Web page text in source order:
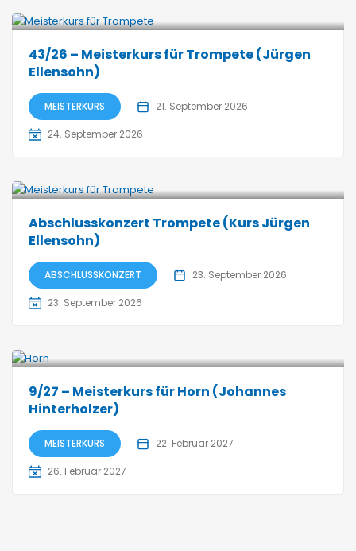
43/26 – Meisterkurs für Trompete (Jürgen
Ellensohn)
MEISTERKURS 21. September 2026
24. September 2026
Abschlusskonzert Trompete (Kurs Jürgen
Ellensohn)
ABSCHLUSSKONZERT 23. September 2026
23. September 2026
9/27 – Meisterkurs für Horn (Johannes
Hinterholzer)
MEISTERKURS 22. Februar 2027
26. Februar 2027